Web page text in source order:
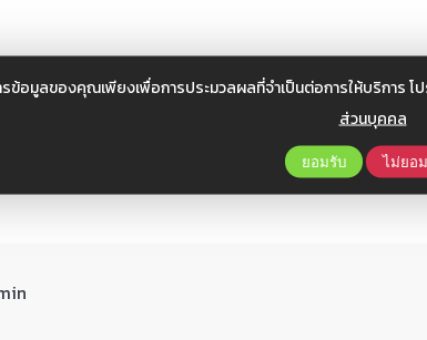
อมูลของคุณเพียงเพื่อการประมวลผลที่จำเป็นต่อการให้บริการ
ส่วนบุคคล
ยอมรับ ไม่ยอ
itcadmin
มีนาคม
ดัชนีอุตสาหกรรม สำนักงานเศรษ